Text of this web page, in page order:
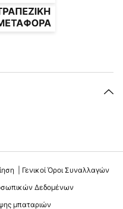
Γενικοί Όροι Συναλλαγών
Δεδομένων
μπαταριών